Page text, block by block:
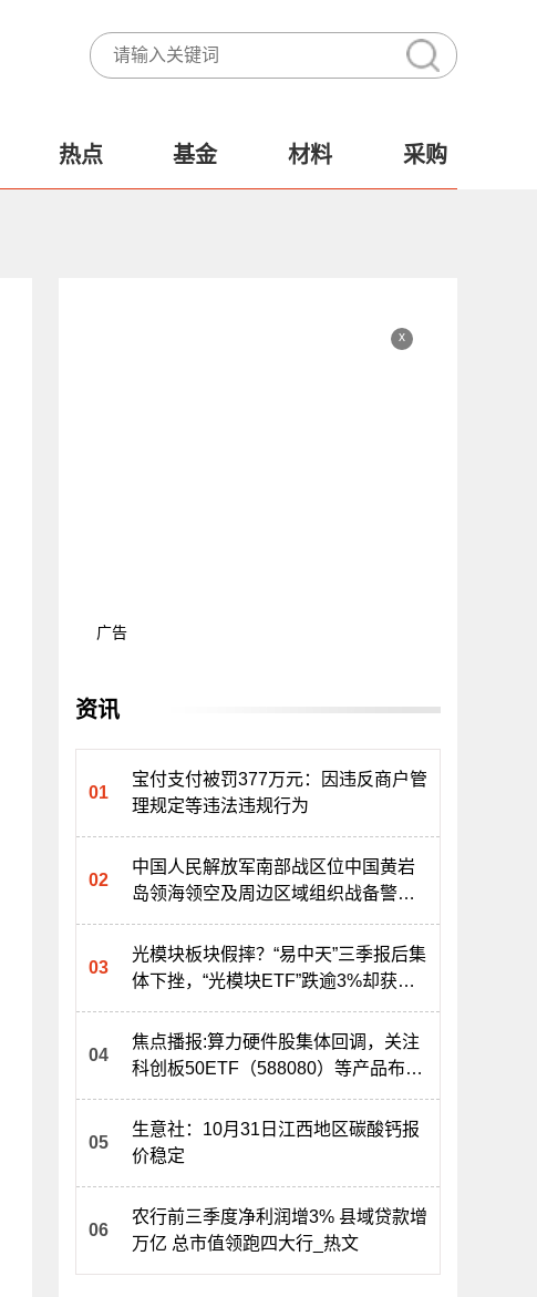
热点 基金 材料 采购
x
广告
资讯
宝付支付被罚377万元：因违反商户管
理规定等违法违规行为
中国人民解放军南部战区位中国黄岩
岛领海领空及周边区域组织战备警巡
焦点热闻
光模块板块假摔？“易中天”三季报后集
体下挫，“光模块ETF”跌逾3%却获资
金逆行加仓
焦点播报:算力硬件股集体回调，关注
科创板50ETF（588080）等产品布局
机会
生意社：10月31日江西地区碳酸钙报
价稳定
农行前三季度净利润增3% 县域贷款增
万亿 总市值领跑四大行_热文